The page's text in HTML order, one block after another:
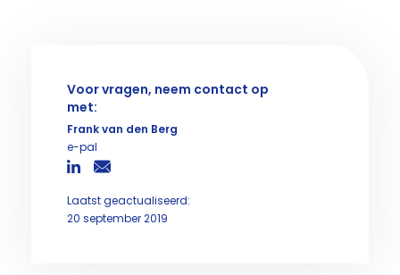
Voor vragen, neem contact op
met:
Frank van den Berg
e-pal
Laatst geactualiseerd:
20 september 2019